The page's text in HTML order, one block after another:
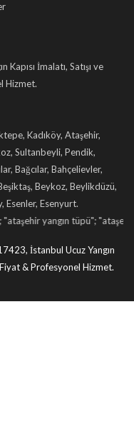
İmalatı, Satışı ve
Hizmet.
Kadıköy, Ataşehir,
Sultanbeyli, Pendik,
Bağcılar, Bahçelievler,
Beykoz, Beylikdüzü,
Esenler, Esenyurt.
yangın tüpü"; " ataşehir
İstanbul Ucuz Yangın
Fiyat & Profesyonel Hizmet.